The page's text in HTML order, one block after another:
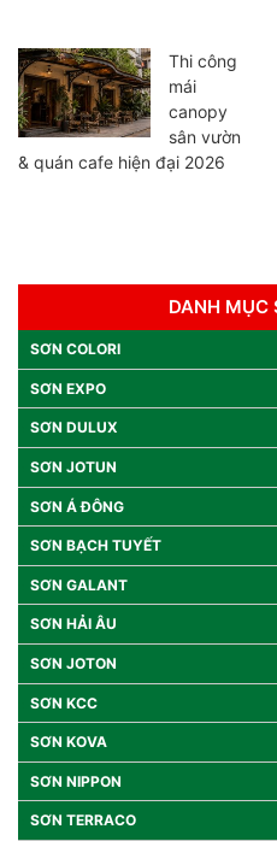
Thi công
mái
canopy
sân vườn
& quán cafe hiện đại 2026
DANH MỤC
SƠN COLORI
SƠN EXPO
SƠN DULUX
SƠN JOTUN
SƠN Á ĐÔNG
SƠN BẠCH TUYẾT
SƠN GALANT
SƠN HẢI ÂU
SƠN JOTON
SƠN KCC
SƠN KOVA
SƠN NIPPON
SƠN TERRACO